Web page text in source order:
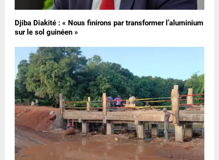
Djiba Diakité : « Nous finirons par transformer l’aluminium
sur le sol guinéen »